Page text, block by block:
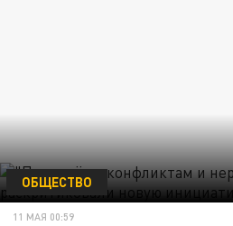
ОБЩЕСТВО
11 МАЯ 00:59